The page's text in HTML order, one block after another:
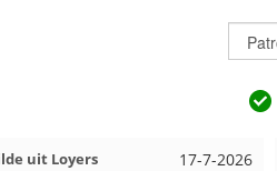
17-7-2026
uit Loyers